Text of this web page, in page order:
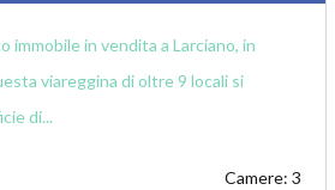
immobile in vendita a Larciano, in
viareggina di oltre 9 locali si
di...
Camere: 3